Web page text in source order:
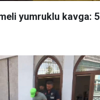
yumruklu kavga: 5